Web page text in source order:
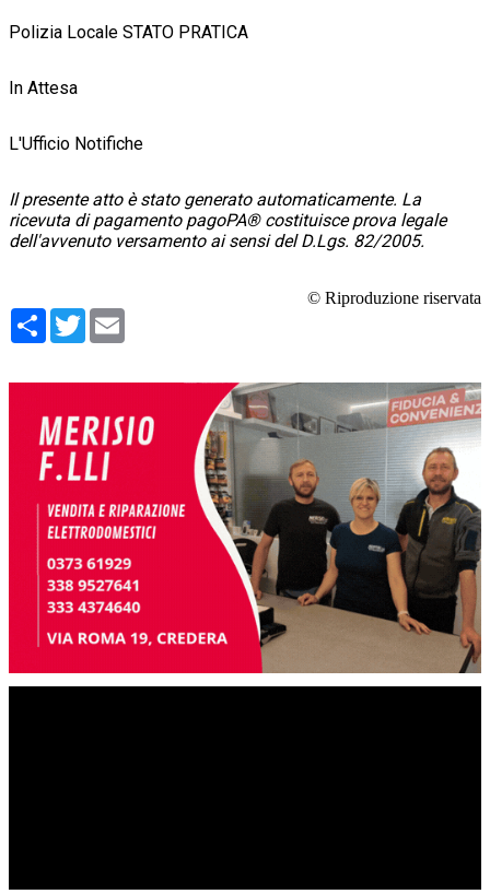
Polizia Locale STATO PRATICA
In Attesa
L'Ufficio Notifiche
Il presente atto è stato generato automaticamente. La
ricevuta di pagamento pagoPA® costituisce prova legale
dell'avvenuto versamento ai sensi del D.Lgs. 82/2005.
© Riproduzione riservata
Condividi
Twitter